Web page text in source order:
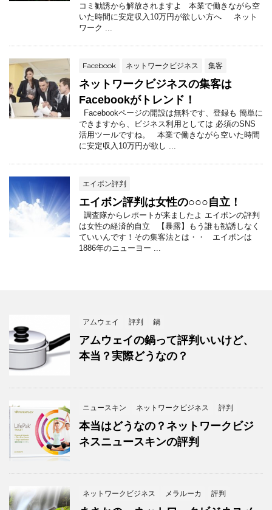
コミ勧誘から解放されますよ 本業で働きながら空
いた時間に安定収入10万円が欲しい方へ ネット
ワーク ...
Facebook ネットワークビジネス 集客
ネットワークビジネスの集客は
Facebookがトレンド！
Facebookページの開設は無料です、登録も 簡単に
できますから、ビジネス利用としては 必須のSNS
活用ツールですね。 本業で働きながら空いた時間
に安定収入10万円が欲し ...
エイボン評判
エイボン評判は女性の○○○自立！
調査隊からレポートが来ましたよ エイボンの評判
は女性の経済的自立 【暴露】もう誰も勧誘しなく
ていいんです！その集客法とは・・ エイボンは
1886年のニューヨー ...
アムウェイ 評判 鍋
アムウェイの鍋って評判いいけど、
本当？実際どうなの？
ニュースキン ネットワークビジネス 評判
本当はどうなの？ネットワークビジ
ネスニュースキンの評判
ネットワークビジネス メラルーカ 評判